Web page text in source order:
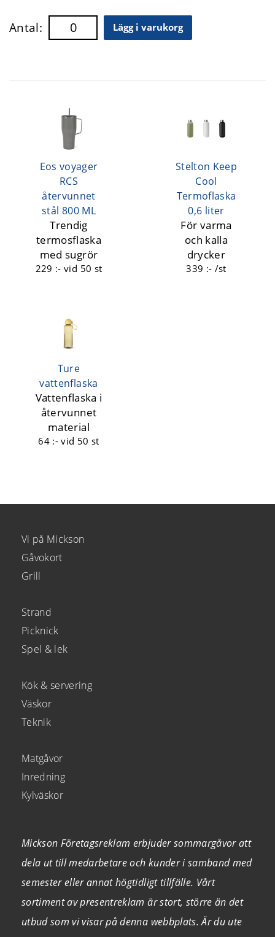
Antal: Lägg i varukorg
Eos voyager
RCS
återvunnet
stål 800 ML
Trendig
termosflaska
med sugrör
229 :-vid 50 st
Stelton Keep
Cool
Termoflaska
0,6 liter
För varma
och kalla
drycker
339 :- /st
Ture
vattenflaska
Vattenflaska i
återvunnet
material
64 :-vid 50 st
Vi på Mickson
Gåvokort
Grill
Strand
Picknick
Spel & lek
Kök & servering
Väskor
Teknik
Matgåvor
Inredning
Kylväskor
Mickson Företagsreklam erbjuder sommargåvor att
dela ut till medarbetare och kunder i samband med
semester eller annat högtidligt tillfälle. Vårt
sortiment av presentreklam är stort, större än det
utbud som vi visar på denna webbplats. Är du ute